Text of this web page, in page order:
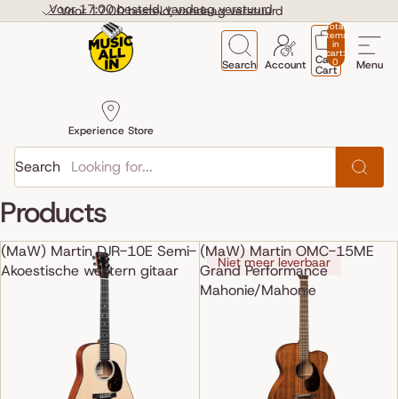
Voor 17:00 besteld, vandaag verstuurd
Voor 17:00 besteld, vandaag verstuurd
Menu
Search
Experience Store
Account
Total
items
in
cart:
0
Cart
Cart
Search
Products
(MaW) Martin DJR-10E Semi-
Akoestische western gitaar
(MaW) Martin OMC-15ME
Grand Performance
Mahonie/Mahonie
Niet meer leverbaar